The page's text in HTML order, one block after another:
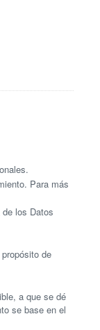
Para más
los Datos
de
a que se dé
se base en el